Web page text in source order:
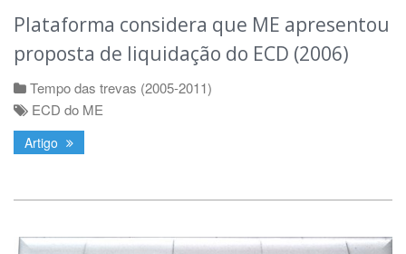
Plataforma considera que ME apresentou
proposta de liquidação do ECD (2006)
Tempo das trevas (2005-2011)
ECD do ME
Artigo